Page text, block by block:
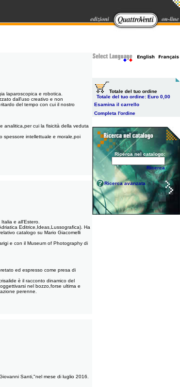
laparoscopica e robotica.
dall'uso creativo e non
del tempo con cui il nostro
analitica,per cui la fisicità della veduta
spessore intellettuale e morale,poi
e all'Estero.
Editrice,Ideas,Lussografica). Ha
catalogo su Mario Giacomelli
e con il Museum of Photography di
ed espresso come presa di
è il racconto dinamico del
nel bozzo,forse ultima e
perenne.
Santi,"nel mese di luglio 2016.
Totale del tuo ordine
Totale del tuo ordine: Euro 0,00
Esamina il carrello
Completa l'ordine
Ricerca nel catalogo:
Ricerca
Ricerca avanzata